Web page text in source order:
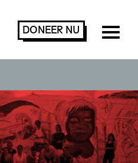
DONEER NU